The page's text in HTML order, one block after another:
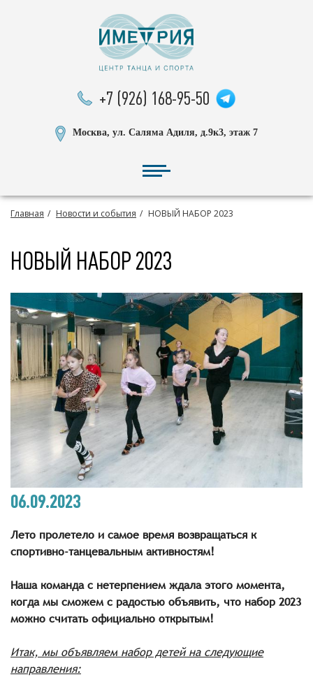
+7 (926) 168-95-50
Москва, ул. Саляма Адиля, д.9к3, этаж 7
Главная Новости и события НОВЫЙ НАБОР 2023
НОВЫЙ НАБОР 2023
06.09.2023
Лето пролетело и самое время возвращаться к
спортивно-танцевальным активностям!
Наша команда с нетерпением ждала этого момента,
когда мы сможем с радостью объявить, что набор 2023
можно считать официально открытым!
Итак, мы объявляем набор детей на следующие
направления: